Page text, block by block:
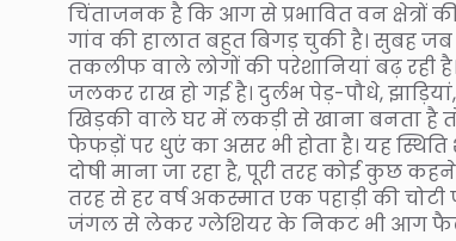
चिंताजनक है कि आग से प्रभावित वन क्षेत्रों
गांव की हालात बहुत बिगड़ चुकी है। सुबह
तकलीफ वाले लोगों की परेशानियां बढ़ रही
जलकर राख हो गई है। दुर्लभ पेड़-पौधे,
खिड़की वाले घर में लकड़ी से खाना बनता
फेफड़ों पर धुएं का असर भी होता है। यह
दोषी माना जा रहा है, पूरी तरह कोई कुछ
तरह से हर वर्ष अकस्मात एक पहाड़ी की
जंगल से लेकर ग्लेशियर के निकट भी आग